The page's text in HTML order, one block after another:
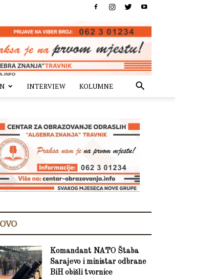
INTERVIEW KOLUMNE
Komandant NATO Štaba
Sarajevo i ministar odbrane
BiH obišli tvornice